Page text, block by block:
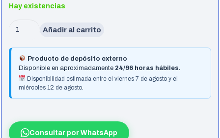
Hay existencias
Nb
14
Yoga
Ultra5-
512G
Añadir al carrito
Producto de depósito externo
Disponible en aproximadamente 24/96 horas hábiles.
Disponibilidad estimada entre el viernes 7 de agosto y el
miércoles 12 de agosto.
Consultar por WhatsApp